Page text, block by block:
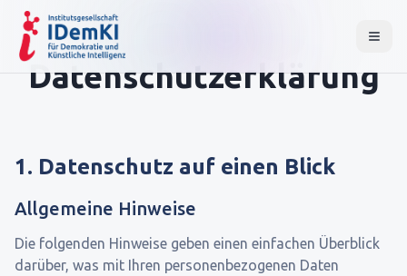
Datenschutzerklärung
1. Datenschutz auf einen Blick
Allgemeine Hinweise
Die folgenden Hinweise geben einen einfachen Überblick
darüber, was mit Ihren personenbezogenen Daten